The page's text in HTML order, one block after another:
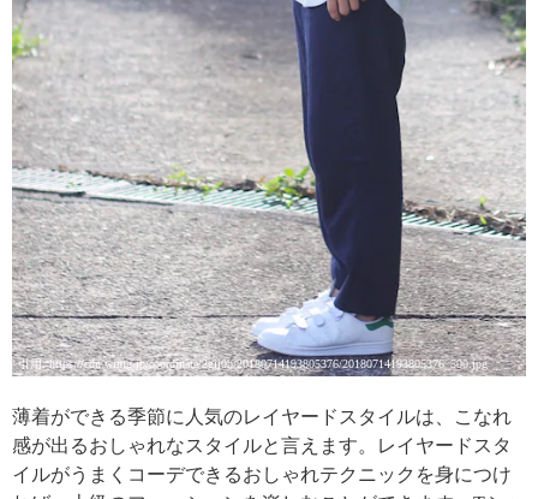
引用: https://cdn.wimg.jp/coordinate/2gjj0b/20180714193805376/20180714193805376_500.jpg
薄着ができる季節に人気のレイヤードスタイルは、こなれ
感が出るおしゃれなスタイルと言えます。レイヤードスタ
イルがうまくコーデできるおしゃれテクニックを身につけ